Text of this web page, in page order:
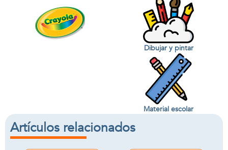
Dibujar y pintar
Material escolar
Artículos relacionados